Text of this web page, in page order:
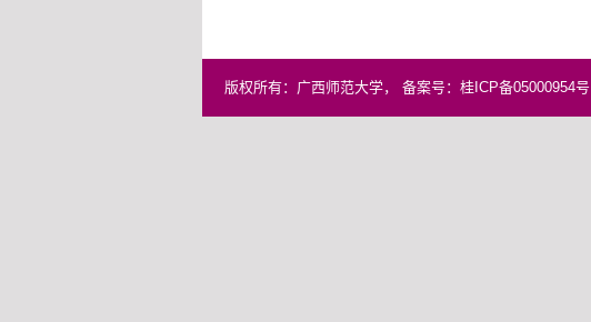
版权所有：广西师范大学， 备案号：桂ICP备05000954号